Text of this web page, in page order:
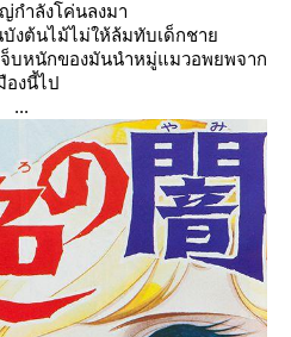
กำลังโค่นลงมา
บังต้นไม้ไม่ให้ล้มทับเด็กชา
บหนักของมันนำหมู่แมวอพยพจาก
องนี้ไป
...